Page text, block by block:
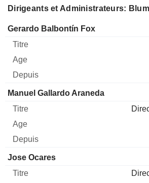
Dirigeants et Administrateurs:
Dirigeant Titre Age Depuis
Gerardo Balbontín Fox
Manuel Gallardo Araneda
Jose Ocares